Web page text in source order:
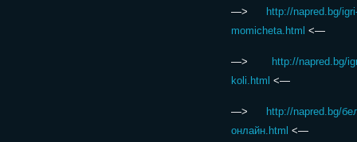
—>
http://napred.bg/
momicheta.html <—
—>
http://napred.bg/
koli.html <—
—>
http://napred.bg/
онлайн.html <—